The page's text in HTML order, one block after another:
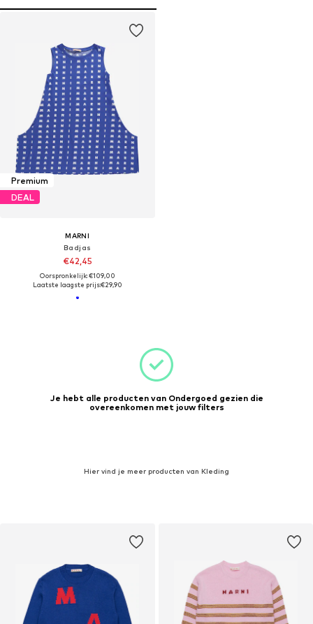
Premium
DEAL
MARNI
Badjas
€42,45
Oorspronkelijk: €109,00
Laatste laagste prijs:€29,90
Je hebt alle producten van Ondergoed gezien die
overeenkomen met jouw filters
Hier vind je meer producten van Kleding